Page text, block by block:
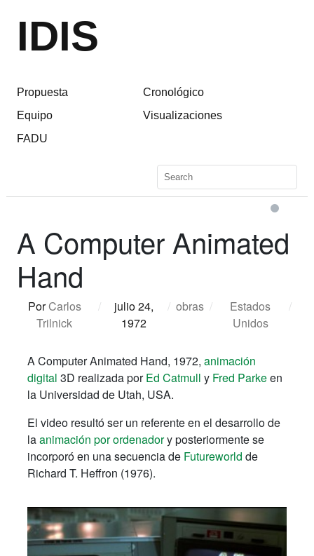
IDIS
Propuesta
Equipo
FADU
Cronológico
Visualizaciones
A Computer Animated
Hand
PorCarlos
Trilnick
/
julio 24,
1972
/ obras /
Estados
Unidos
/
A Computer Animated Hand, 1972, animación
digital 3D realizada por Ed Catmull y Fred Parkeen
la Universidad de Utah, USA.
El video resultóser un referente en el desarrollo de
laanimación por ordenadory posteriormentese
incorporó en una secuencia de Futureworld de
Richard T. Heffron (1976).